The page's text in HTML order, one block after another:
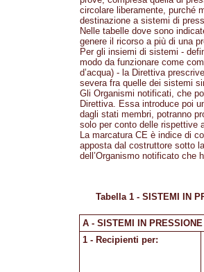
circolare liberamente, purché
destinazione a sistemi di
Nelle tabelle dove sono
genere il ricorso a più di una
Per gli insiemi di sistemi -
modo da funzionare come
d’acqua) - la Direttiva
severa fra quelle dei sistemi
Gli Organismi notificati, che
Direttiva. Essa introduce poi
dagli stati membri, potranno
solo per conto delle rispettive
La marcatura CE è indice di
apposta dal costruttore sotto
dell’Organismo notificato che
Tabella 1 - SISTEMI IN
A - SISTEMI IN
1 - Recipienti per: